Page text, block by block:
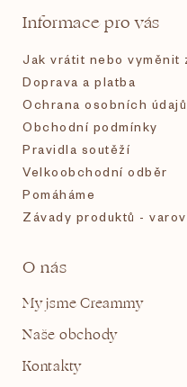
Informace pro vás
Jak vrátit nebo vyměnit
Doprava a platba
Ochrana osobních údajů
Obchodní podmínky
Pravidla soutěží
Velkoobchodní odběr
Pomáháme
Závady produktů -
O nás
My jsme Creammy
Naše obchody
Kontakty